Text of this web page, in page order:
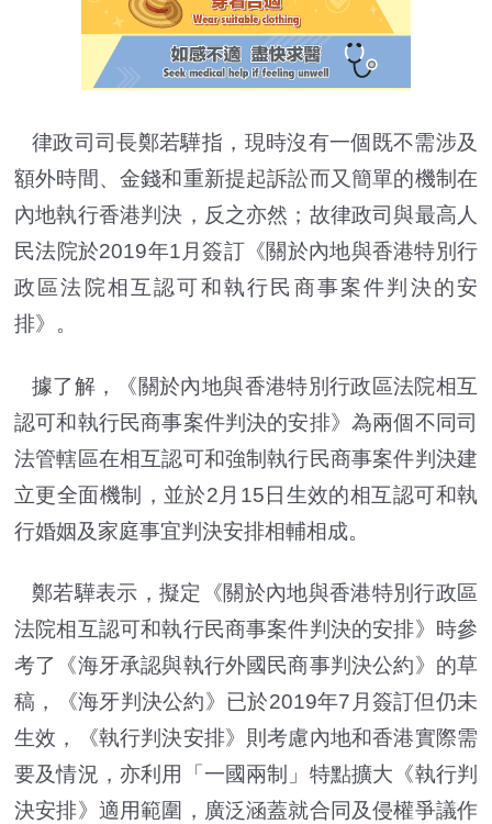
律政司司長鄭若驊指，現時沒有一個既不需涉及
額外時間、金錢和重新提起訴訟而又簡單的機制在
內地執行香港判決，反之亦然；故律政司與最高人
民法院於2019年1月簽訂《關於內地與香港特別行
政區法院相互認可和執行民商事案件判決的安
排》。
據了解，《關於內地與香港特別行政區法院相互
認可和執行民商事案件判決的安排》為兩個不同司
法管轄區在相互認可和強制執行民商事案件判決建
立更全面機制，並於2月15日生效的相互認可和執
行婚姻及家庭事宜判決安排相輔相成。
鄭若驊表示，擬定《關於內地與香港特別行政區
法院相互認可和執行民商事案件判決的安排》時參
考了《海牙承認與執行外國民商事判決公約》的草
稿，《海牙判決公約》已於2019年7月簽訂但仍未
生效，《執行判決安排》則考慮內地和香港實際需
要及情況，亦利用「一國兩制」特點擴大《執行判
決安排》適用範圍，廣泛涵蓋就合同及侵權爭議作